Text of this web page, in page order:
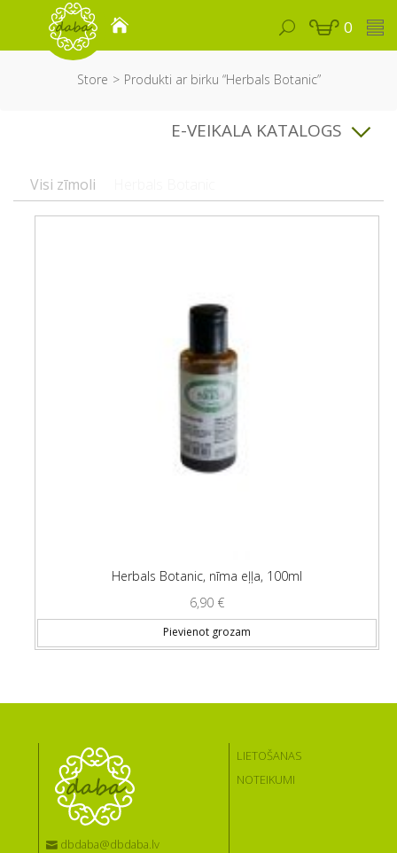
0
Store Produkti ar birku “Herbals Botanic”
E-VEIKALA KATALOGS
Visi zīmoli
Herbals Botanic, nīma eļļa, 100ml
6,90 €
Pievienot grozam
dbdaba@dbdaba.lv
LIETOŠANAS
NOTEIKUMI